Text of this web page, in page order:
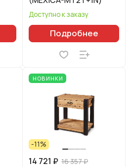
Доступно к заказу
Подробнее
НОВИНКИ
-11%
14 721 ₽ 16 357 ₽